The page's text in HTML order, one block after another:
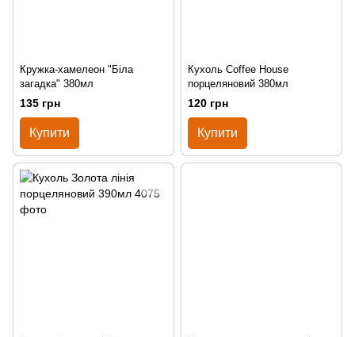
Кружка-хамелеон "Біла
загадка" 380мл
135 грн
Купити
Кухоль Coffee House
порцеляновий 380мл
120 грн
Купити